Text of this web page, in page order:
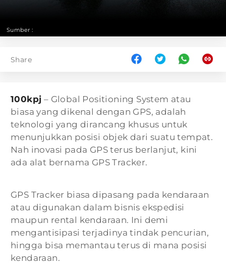
Sumber :
Share
100kpj – Global Positioning System atau
biasa yang dikenal dengan GPS, adalah
teknologi yang dirancang khusus untuk
menunjukkan posisi objek dari suatu tempat.
Nah inovasi pada GPS terus berlanjut, kini
ada alat bernama GPS Tracker.
GPS Tracker biasa dipasang pada kendaraan
atau digunakan dalam bisnis ekspedisi
maupun rental kendaraan. Ini demi
mengantisipasi terjadinya tindak pencurian,
hingga bisa memantau terus di mana posisi
kendaraan.